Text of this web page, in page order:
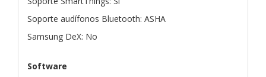
Soporte audífonos Bluetooth: ASHA
Samsung DeX: No
Software